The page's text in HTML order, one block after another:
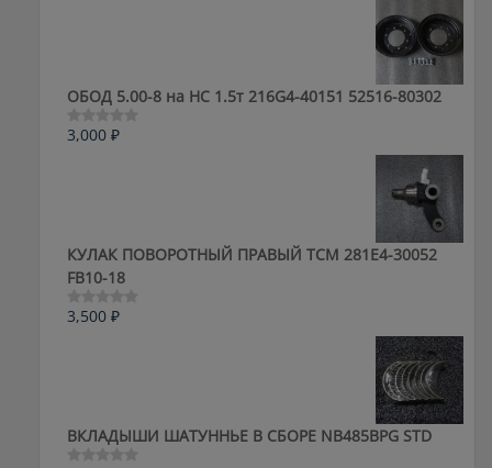
ОБОД 5.00-8 на HC 1.5т 216G4-40151 52516-80302
Оценка
3,000 ₽
КУЛАК ПОВОРОТНЫЙ ПРАВЫЙ ТСМ 281E4-30052
FB10-18
Оценка
3,500 ₽
ВКЛАДЫШИ ШАТУННЬЕ В СБОРЕ NB485BPG STD